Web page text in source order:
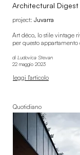
Architectural Digest
project: Juvarra
Art déco, lo stile vintage
per questo
di Ludovica Stevan
22 maggio 2023
leggi l'articolo
Quotidiano